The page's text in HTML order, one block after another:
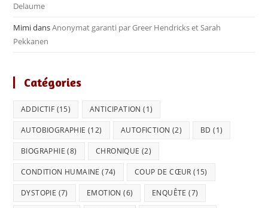
Delaume
MimidansAnonymat garanti par Greer Hendricks et Sarah
Pekkanen
Catégories
ADDICTIF (15) ANTICIPATION (1)
AUTOBIOGRAPHIE (12) AUTOFICTION (2) BD (1)
BIOGRAPHIE (8) CHRONIQUE (2)
CONDITION HUMAINE (74) COUP DE CŒUR (15)
DYSTOPIE (7) EMOTION (6) ENQUÊTE (7)